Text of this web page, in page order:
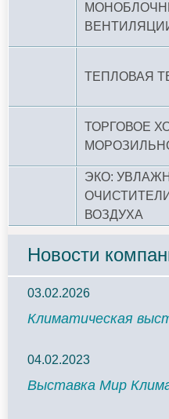
ТЕПЛОВАЯ
ТОРГОВОЕ
ЭКО:
ВОЗДУХА
Новости
03.02.2026
Климатическая
04.02.2023
Выставка Мир